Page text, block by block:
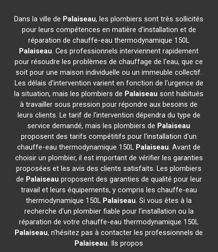
Dans la ville de Palaiseau, les plombiers sont très sollicités
pour leurs compétences en matière d'installation et de
réparation de chauffe-eau thermodynamique 150L
Palaiseau. Ces professionnels interviennent rapidement
pour résoudre les problèmes de chauffage de l'eau, que ce
soit pour une maison individuelle ou un immeuble collectif.
Les délais d'intervention varient en fonction de l'urgence de
la situation, mais les plombiers de Palaiseau sont habitués
à travailler sous pression pour répondre aux besoins de
leurs clients. Le tarif de l'intervention dépendra du type de
service demandé, mais les plombiers de Palaiseau
proposent des tarifs compétitifs pour l'installation d'un
chauffe-eau thermodynamique 150L Palaiseau. Avant de
choisir un plombier, il est important de vérifier les garanties
proposées et les avis des clients satisfaits. Les plombiers
de Palaiseau proposent des garanties de qualité pour leur
travail et leurs équipements, y compris les chauffe-eau
thermodynamique 150L Palaiseau. Si vous êtes à la
recherche d'un plombier fiable pour l'installation ou la
réparation de votre chauffe-eau thermodynamique 150L
Palaiseau, n'hésitez pas à contacter les professionnels de
Palaiseau. Ils propos